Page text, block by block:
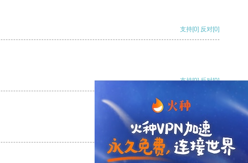
支持[0] 反对[0]
支持[0] 反对[0]
支持[0] 反对